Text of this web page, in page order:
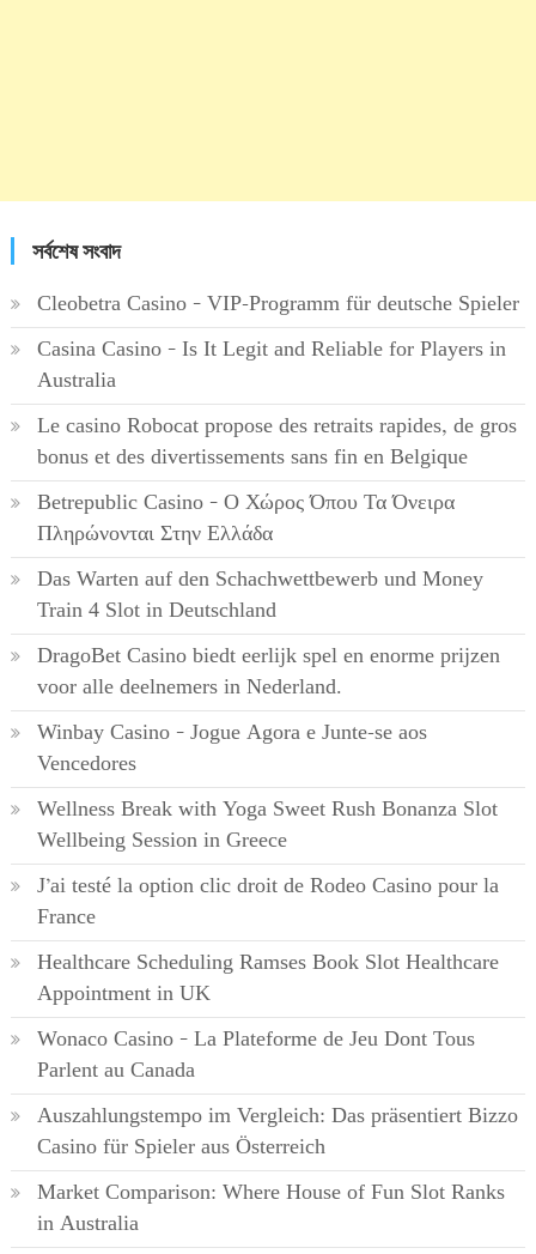
সর্বশেষ সংবাদ
Cleobetra Casino – VIP-Programm für deutsche Spieler
Casina Casino – Is It Legit and Reliable for Players in
Australia
Le casino Robocat propose des retraits rapides, de gros
bonus et des divertissements sans fin en Belgique
Betrepublic Casino – Ο Χώρος Όπου Τα Όνειρα
Πληρώνονται Στην Ελλάδα
Das Warten auf den Schachwettbewerb und Money
Train 4 Slot in Deutschland
DragoBet Casino biedt eerlijk spel en enorme prijzen
voor alle deelnemers in Nederland.
Winbay Casino – Jogue Agora e Junte-se aos
Vencedores
Wellness Break with Yoga Sweet Rush Bonanza Slot
Wellbeing Session in Greece
J’ai testé la option clic droit de Rodeo Casino pour la
France
Healthcare Scheduling Ramses Book Slot Healthcare
Appointment in UK
Wonaco Casino – La Plateforme de Jeu Dont Tous
Parlent au Canada
Auszahlungstempo im Vergleich: Das präsentiert Bizzo
Casino für Spieler aus Österreich
Market Comparison: Where House of Fun Slot Ranks
in Australia